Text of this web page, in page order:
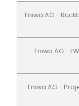
Eniwa AG -
Eniwa AG -
Eniwa AG -